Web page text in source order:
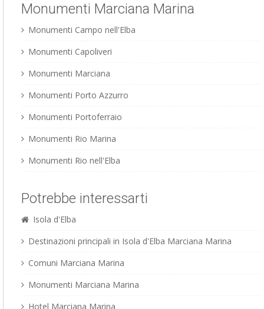
Monumenti Marciana Marina
Monumenti Campo nell'Elba
Monumenti Capoliveri
Monumenti Marciana
Monumenti Porto Azzurro
Monumenti Portoferraio
Monumenti Rio Marina
Monumenti Rio nell'Elba
Potrebbe interessarti
Isola d'Elba
Destinazioni principali in Isola d'Elba Marciana Marina
Comuni Marciana Marina
Monumenti Marciana Marina
Hotel Marciana Marina